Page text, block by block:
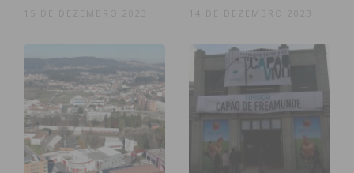
14 DE DEZEMBRO 2023